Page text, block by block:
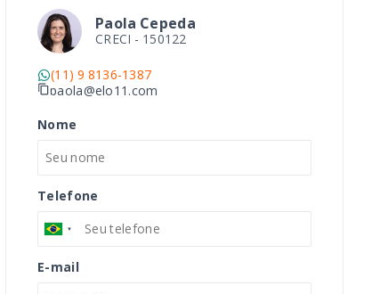
Paola Cepeda
CRECI - 150122
(11) 9 8136-1387
paola@elo11.com
Nome
Telefone
E-mail